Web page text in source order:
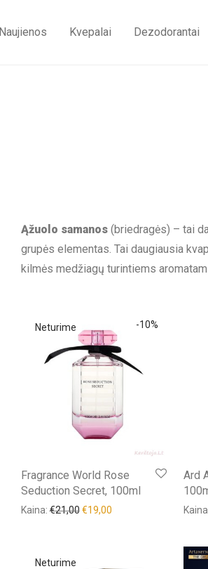
Naujienos Kvepalai Dezodorantai
Ąžuolo samanos(briedragės) – tai
grupės elementas. Tai daugiausia
kilmės medžiagų turintiems
-10%
Fragrance World Rose
Seduction Secret, 100ml
Kaina:€21,00 €19,00
Ard